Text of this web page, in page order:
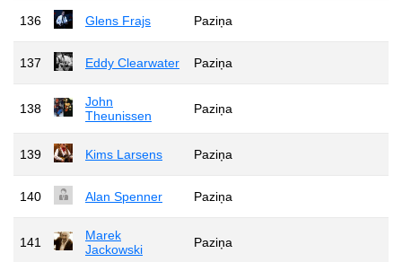
136 Glens Frajs Paziņa
137 Eddy Clearwater Paziņa
138
John
Theunissen
Paziņa
139 Kims Larsens Paziņa
140 Alan Spenner Paziņa
141
Marek
Jackowski
Paziņa